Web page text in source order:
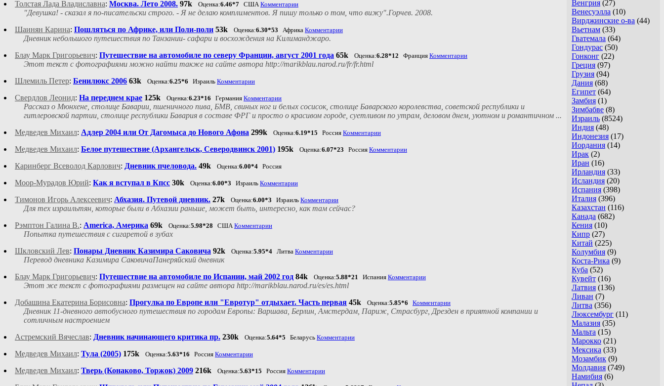
Венгрия (27)
Венесуэлла (10)
Вирджинские о-ва (44)
Вьетнам (33)
Гватемала (64)
Гондурас (50)
Гонконг (22)
Греция (97)
Грузия (94)
Дания (68)
Египет (64)
Замбия (1)
Зимбабве (8)
Израиль (8524)
Индия (48)
Индонезия (17)
Иордания (14)
Ирак (2)
Иран (16)
Ирландия (33)
Исландия (20)
Испания (398)
Италия (396)
Казахстан (116)
Канада (682)
Кения (10)
Кипр (27)
Китай (225)
Колумбия (9)
Коста-Рика (9)
Куба (52)
Кувейт (16)
Латвия (136)
Ливан (7)
Литва (356)
Люксембург (11)
Малазия (35)
Мальта (15)
Марокко (21)
Мексика (33)
Мозамбик (9)
Молдавия (749)
Намибия (6)
Толстая Лада Владиславна: Москва. Лето 2008. 97k Оценка:6.46*7 СШАКомментарии
"Девушка! - сказал я по-писательски строго. - Я не делаю комплиментов. Я пишу только о том, что вижу".Горчев. 2008.
Шаинян Карина: Пошляться по Африке, или Поли-поли 53k Оценка:6.30*53 Африка Комментарии
Дневник небольшого путешествия по Танзании- сафари и восхождения на Килиманджаро.
Блау Марк Григорьевич: Путешествие на автомобиле по северу Франции, август 2001 года 65k Оценка:6.28*12 Франция Комментарии
Этот текст с фотографиями можно найти также на сайте автора http://marikblau.narod.ru/fr/fr.html
Шлемиль Петер: Бенилюкс 2006 63k Оценка:6.25*6 Израиль Комментарии
Свердлов Леонид: На переднем крае 125k Оценка:6.23*16 Германия Комментарии
Рассказ о Мюнхене, столице Баварии, пшеничного пива, БМВ, свиных ног и белых сосисок, столице Баварского королевства, советской республики и
гитлеровской партии, столице республики Бавария в составе ФРГ и просто о красивом городе, суетливом по утрам, деловом днем, уютном и романтичном ...
Медведев Михаил: Адлер 2004 или От Дагомыса до Нового Афона 299k Оценка:6.19*15 Россия Комментарии
Медведев Михаил: Белое путешествие (Архангельск, Северодвинск 2001) 195k Оценка:6.07*23 Россия Комментарии
Каринберг Всеволод Карлович: Дневник пчеловода. 49k Оценка:6.00*4 Россия
Моор-Мурадов Юрий: Как я вступал в Кпсс 30k Оценка:6.00*3 Израиль Комментарии
Тимонов Игорь Алексеевич: Абхазия. Путевой дневник. 27k Оценка:6.00*3 Израиль Комментарии
Для тех израильтян, которые были в Абхазии раньше, может быть, интересно, как там сейчас?
Рэмптон Галина В.: America, Америка 69k Оценка:5.98*28 СШАКомментарии
Попытка путешествия с сигаретой в зубах
Шкловский Лев: Понары Дневник Казимира Саковича 92k Оценка:5.95*4 Литва Комментарии
Перевод дневника Казимира СаковичаПанеряйский дневник
Блау Марк Григорьевич: Путешествие на автомобиле по Испании, май 2002 год 84k Оценка:5.88*21 Испания Комментарии
Этот же текст с фотографиями размещен на сайте автора http://marikblau.narod.ru/es/es.html
Добашина Екатерина Борисовна: Прогулка по Европе или "Евротур" отдыхает. Часть первая 45k Оценка:5.85*6 Комментарии
Дневник 11-дневного автобусного путешествия по городам Европы: Варшава, Берлин, Амстердам, Париж, Страсбург, Дрезден в приятной компании и
сотличным настроением
Астремский Вячеслав: Дневник начинающего критика пр. 230k Оценка:5.64*5 Беларусь Комментарии
Медведев Михаил: Тула (2005) 175k Оценка:5.63*16 Россия Комментарии
Медведев Михаил: Тверь (Конаково, Торжок) 2009 216k Оценка:5.63*15 Россия Комментарии